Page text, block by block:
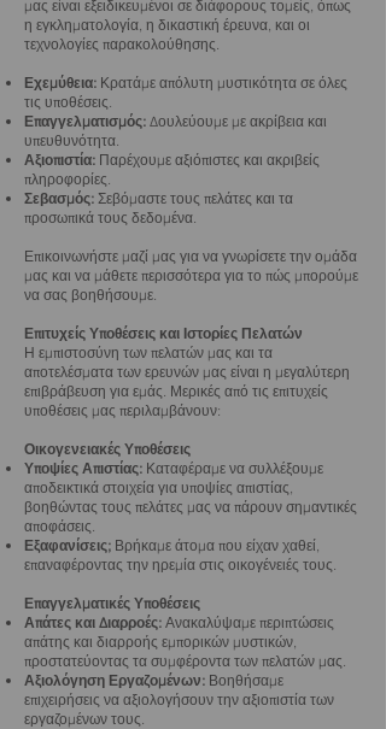
μας είναι εξειδικευμένοι σε διάφορους τομείς, όπως
η εγκληματολογία, η δικαστική έρευνα, και οι
τεχνολογίες παρακολούθησης.
Εχεμύθεια: Κρατάμε απόλυτη μυστικότητα σε όλες
τις υποθέσεις.
Επαγγελματισμός: Δουλεύουμε με ακρίβεια και
υπευθυνότητα.
Αξιοπιστία: Παρέχουμε αξιόπιστες και ακριβείς
πληροφορίες.
Σεβασμός: Σεβόμαστε τους πελάτες και τα
προσωπικά τους δεδομένα.
Επικοινωνήστε μαζί μας για να γνωρίσετε την ομάδα
μας και να μάθετε περισσότερα για το πώς μπορούμε
να σας βοηθήσουμε.
Επιτυχείς Υποθέσεις και Ιστορίες Πελατών
Η εμπιστοσύνη των πελατών μας και τα
αποτελέσματα των ερευνών μας είναι η μεγαλύτερη
επιβράβευση για εμάς. Μερικές από τις επιτυχείς
υποθέσεις μας περιλαμβάνουν:
Οικογενειακές Υποθέσεις
Υποψίες Απιστίας: Καταφέραμε να συλλέξουμε
αποδεικτικά στοιχεία για υποψίες απιστίας,
βοηθώντας τους πελάτες μας να πάρουν σημαντικές
αποφάσεις.
Εξαφανίσεις; Βρήκαμε άτομα που είχαν χαθεί,
επαναφέροντας την ηρεμία στις οικογένειές τους.
Επαγγελματικές Υποθέσεις
Απάτες και Διαρροές: Ανακαλύψαμε περιπτώσεις
απάτης και διαρροής εμπορικών μυστικών,
προστατεύοντας τα συμφέροντα των πελατών μας.
Αξιολόγηση Εργαζομένων: Βοηθήσαμε
επιχειρήσεις να αξιολογήσουν την αξιοπιστία των
εργαζομένων τους.